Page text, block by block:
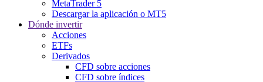
MetaTrader 5
Descargar la aplicación o MT5
Dónde invertir
Acciones
ETFs
Derivados
CFD sobre acciones
CFD sobre índices